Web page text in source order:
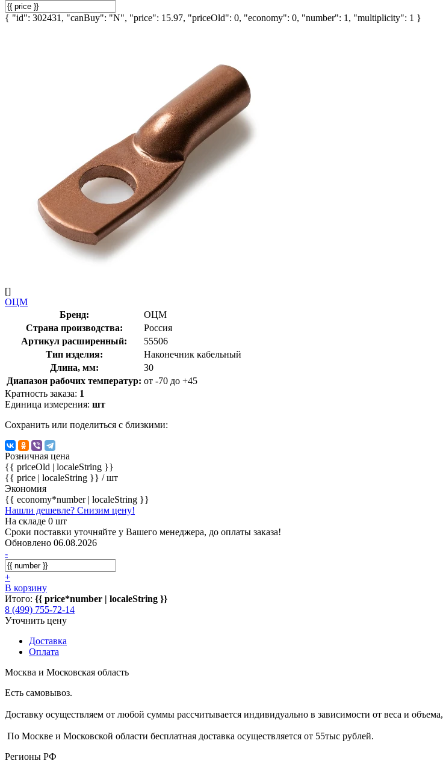
{ "id": 302431, "canBuy": "N", "price": 15.97, "priceOld": 0, "economy": 0, "number": 1, "multiplicity": 1 }
[]
ОЦМ
Бренд:
ОЦМ
Страна производства:
Россия
Артикул расширенный:
55506
Тип изделия:
Наконечник кабельный
Длина, мм:
30
Диапазон рабочих температур: от -70 до +45
Кратность заказа: 1
Единица измерения: шт
Сохранить или поделиться с близкими:
Розничная цена
{{ priceOld | localeString }}
{{ price | localeString }} / шт
Экономия
{{ economy*number | localeString }}
Нашли дешевле? Снизим цену!
На складе 0 шт
Сроки поставки уточняйте у Вашего менеджера, до оплаты заказа!
Обновлено 06.08.2026
-
+
В корзину
Итого: {{ price*number | localeString }}
8 (499) 755-72-14
Уточнить цену
Доставка
Оплата
Москва и Московская область
Есть самовывоз.
Доставку осуществляем от любой суммы рассчитывается индивидуально в зависимости от веса и объема,
По Москве и Московской области бесплатная доставка осуществляется от 55тыс рублей.
Регионы РФ